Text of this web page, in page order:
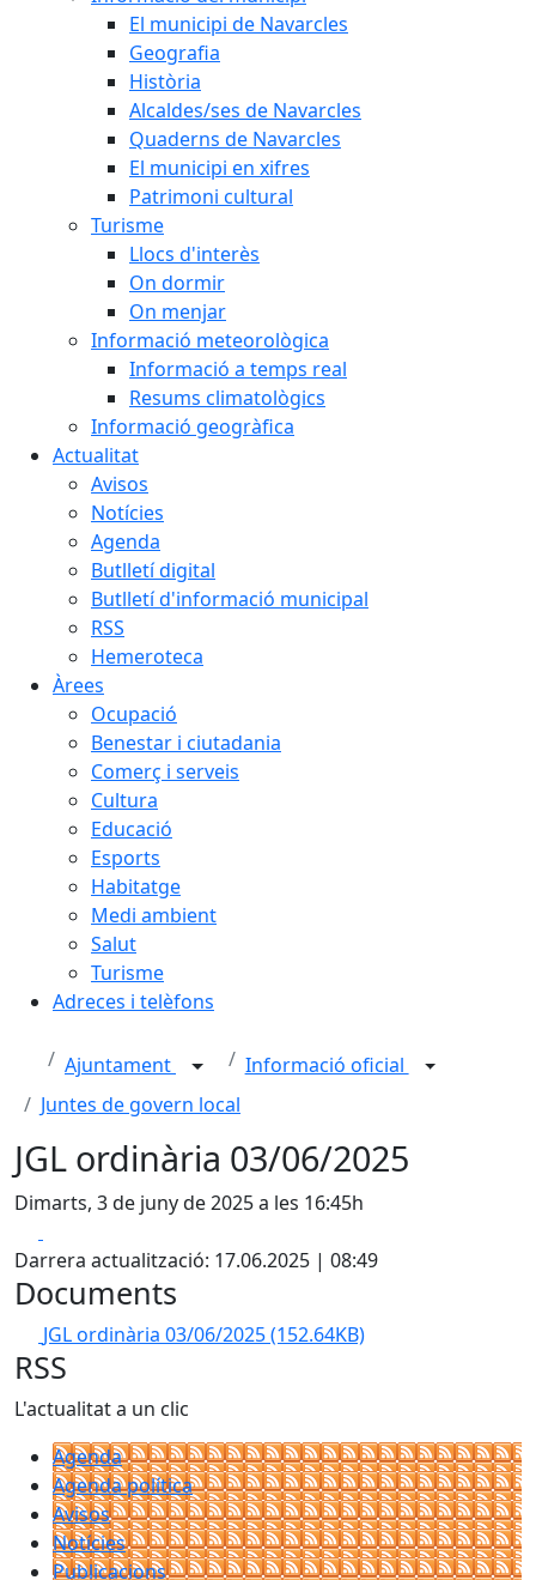
El municipi de Navarcles
Geografia
Història
Alcaldes/ses de Navarcles
Quaderns de Navarcles
El municipi en xifres
Patrimoni cultural
Turisme
Llocs d'interès
On dormir
On menjar
Informació meteorològica
Informació a temps real
Resums climatològics
Informació geogràfica
Actualitat
Avisos
Notícies
Agenda
Butlletí digital
Butlletí d'informació municipal
RSS
Hemeroteca
Àrees
Ocupació
Benestar i ciutadania
Comerç i serveis
Cultura
Educació
Esports
Habitatge
Medi ambient
Salut
Turisme
Adreces i telèfons
Ajuntament
Informació oficial
Juntes de govern local
JGL ordinària 03/06/2025
Dimarts, 3 de juny de 2025 a les 16:45h
Darrera actualització: 17.06.2025 | 08:49
Documents
JGL ordinària 03/06/2025(152.64KB)
RSS
L'actualitat a un clic
Agenda
Agenda política
Avisos
Notícies
Publicacions